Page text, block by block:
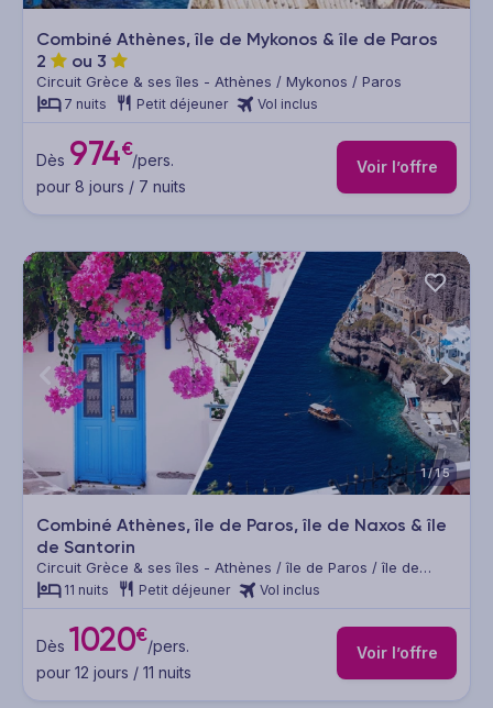
Combiné Athènes, île de Mykonos & île de Paros
2
ou 3
Circuit Grèce & ses îles - Athènes / Mykonos / Paros
7 nuits Petit déjeuner Vol inclus
Dès 974€/pers.
pour 8 jours / 7 nuits
Voir l’offre
1/15
Combiné Athènes, île de Paros, île de Naxos & île
de Santorin
Circuit Grèce & ses îles - Athènes / île de Paros / île de
Naxos / île de Santorin
11 nuits Petit déjeuner Vol inclus
Dès 1020€/pers.
pour 12 jours / 11 nuits
Voir l’offre